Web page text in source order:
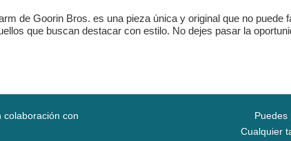
de Goorin Bros. es una pieza única y original que no puede
que buscan destacar con estilo. No dejes pasar la
colaboración con
Puedes
Cualquier